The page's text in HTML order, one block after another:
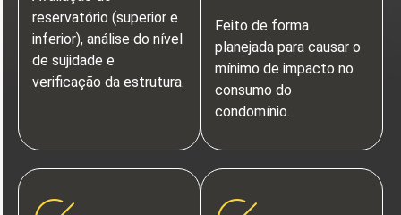
reservatório (superior e
inferior), análise do nível
de sujidade e
verificação da estrutura.
Feito de forma
planejada para causar o
mínimo de impacto no
consumo do
condomínio.